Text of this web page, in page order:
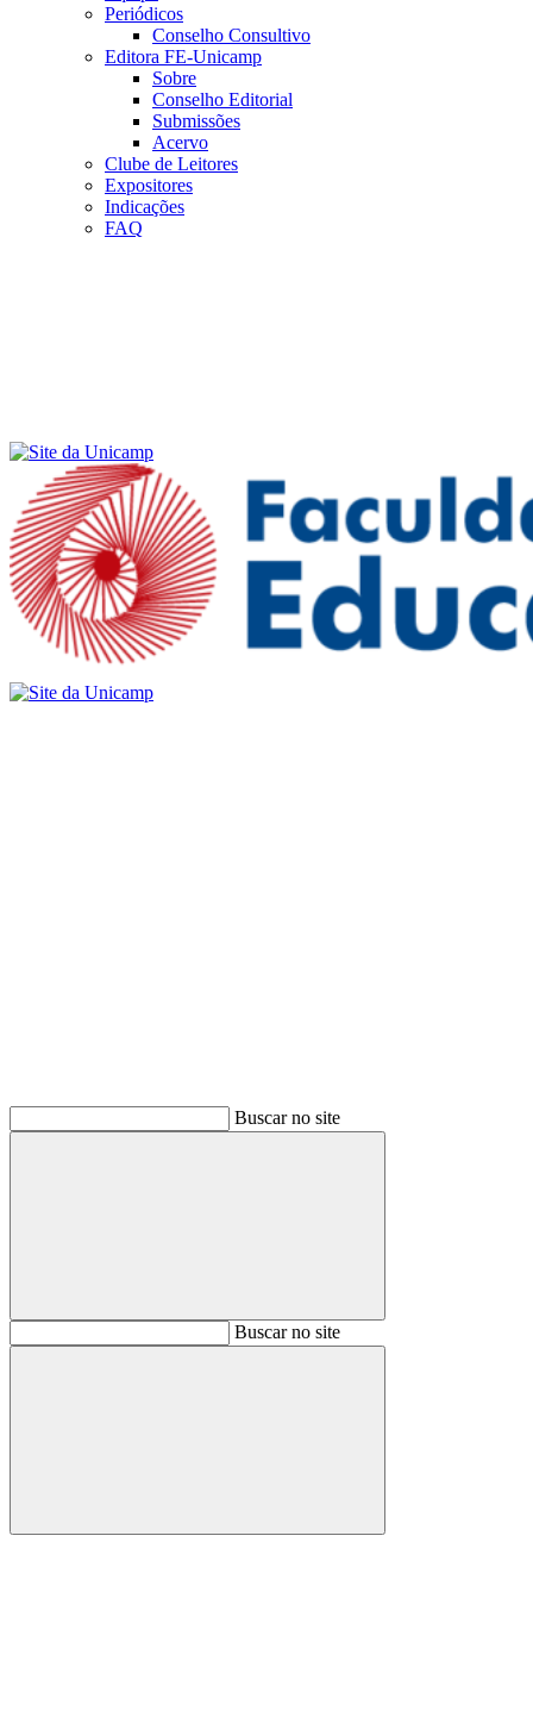
Periódicos
Conselho Consultivo
Editora FE-Unicamp
Sobre
Conselho Editorial
Submissões
Acervo
Clube de Leitores
Expositores
Indicações
FAQ
Buscar no site
BuscarBuscar no site
Buscar